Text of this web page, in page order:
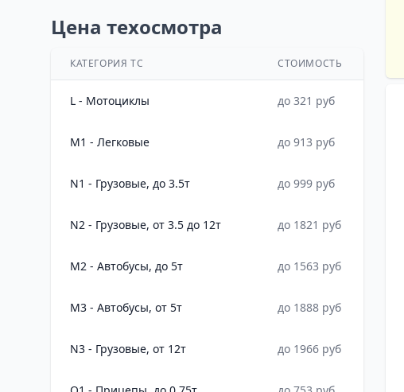
Цена техосмотра
КАТЕГОРИЯ ТС СТОИМОСТЬ
L - Мотоциклы до 321 руб
M1 - Легковые до 913 руб
N1 - Грузовые, до 3.5т до 999 руб
N2 - Грузовые, от 3.5 до 12т до 1821 руб
M2 - Автобусы, до 5т до 1563 руб
M3 - Автобусы, от 5т до 1888 руб
N3 - Грузовые, от 12т до 1966 руб